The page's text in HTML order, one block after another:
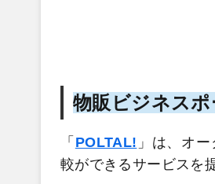
物販ビジネス
「 POLTAL! 」は、オ
較ができるサービスを